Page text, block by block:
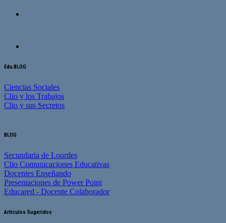
Edu BLOG
Ciencias Sociales
Clio y los Trabajos
Clio y sus Secretos
BLOG
Secundaria de Lourdes
Clio Comunicaciones Educativas
Docentes Enseñando
Presentaciones de Power Point
Educared - Docente Colaborador
Artículos Sugeridos